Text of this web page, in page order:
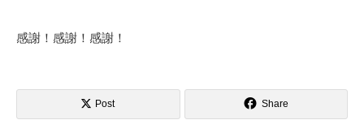
感謝！感謝！感謝！
Post Share